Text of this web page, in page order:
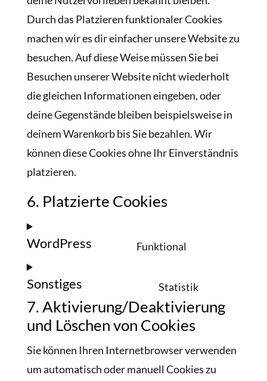
Durch das Platzieren funktionaler Cookies
machen wir es dir einfacher unsere Website zu
besuchen. Auf diese Weise müssen Sie bei
Besuchen unserer Website nicht wiederholt
die gleichen Informationen eingeben, oder
deine Gegenstände bleiben beispielsweise in
deinem Warenkorb bis Sie bezahlen. Wir
können diese Cookies ohne Ihr Einverständnis
platzieren.
6. Platzierte Cookies
WordPress Funktional
service
wordpress
Sonstiges Statistik
to
sonstiges
7. Aktivierung/Deaktivierung
und Löschen von Cookies
Sie können Ihren Internetbrowser verwenden
um automatisch oder manuell Cookies zu